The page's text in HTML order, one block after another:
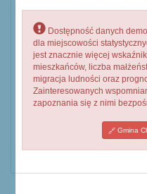
Dostępność danych
dla miejscowości
jest znacznie więcej
mieszkańców, liczba
migracja ludności oraz
Zainteresowanych
zapoznania się z nimi
Gmina